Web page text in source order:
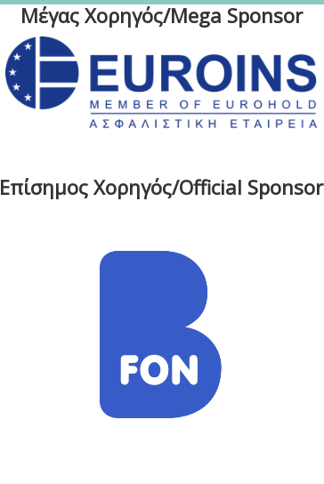
Μέγας Χορηγός/Mega Sponsor
Επίσημος Χορηγός/Official Sponsor